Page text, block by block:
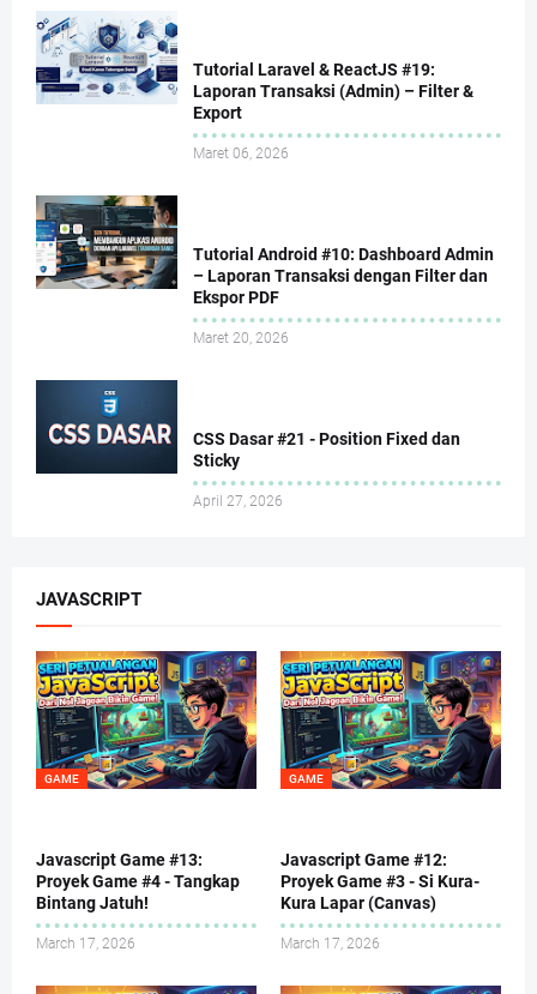
Tutorial Laravel & ReactJS #19:
Laporan Transaksi (Admin) – Filter &
Export
Maret 06, 2026
Tutorial Android #10: Dashboard Admin
– Laporan Transaksi dengan Filter dan
Ekspor PDF
Maret 20, 2026
CSS Dasar #21 - Position Fixed dan
Sticky
April 27, 2026
JAVASCRIPT
GAME
Javascript Game #13:
Proyek Game #4 - Tangkap
Bintang Jatuh!
March 17, 2026
GAME
Javascript Game #12:
Proyek Game #3 - Si Kura-
Kura Lapar (Canvas)
March 17, 2026